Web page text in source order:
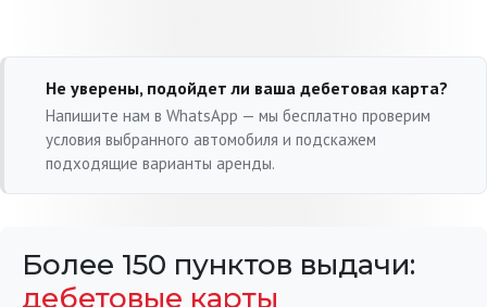
Не уверены, подойдет ли ваша дебетовая карта?
Напишите нам в WhatsApp — мы бесплатно проверим
условия выбранного автомобиля и подскажем
подходящие варианты аренды.
Более 150 пунктов выдачи:
дебетовые карты